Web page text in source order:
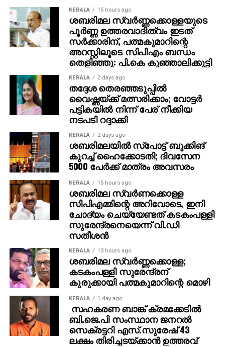
KERALA 15 hours ago
ശബരിമല സ്വര്‍ണ്ണക്കൊള്ളയുടെ
പൂര്‍ണ്ണ ഉത്തരവാദിത്വം ഇടത്
സര്‍ക്കാരിന്, പത്മകുമാറിന്റെ
അറസ്റ്റിലൂടെ സിപിഎം ബന്ധം
തെളിഞ്ഞു: പി.കെ കുഞ്ഞാലിക്കുട്ടി
KERALA 2 days ago
തദ്ദേശ തെരഞ്ഞടുപ്പില്‍
വൈഷ്ണയ്ക്ക് മത്സരിക്കാം; വോട്ടര്‍
പട്ടികയില്‍ നിന്ന് പേര് നീക്കിയ
നടപടി റദ്ദാക്കി
KERALA 2 days ago
ശബരിമലയില്‍ സ്‌പോട്ട് ബുക്കിങ്
കുറച്ച് ഹൈക്കോടതി; ദിവസേന
5000 പേര്‍ക്ക് മാത്രം അവസരം
KERALA 15 hours ago
ശബരിമല സ്വര്‍ണക്കൊള്ള
സിപിഎമ്മിന്റെ അറിവോടെ, ഇനി
ചോദ്യം ചെയ്യേണ്ടത് കടകംപള്ളി
സുരേന്ദ്രനെയെന്ന് വി.ഡി
സതീശന്‍
KERALA 13 hours ago
ശബരിമല സ്വര്‍ണ്ണക്കൊള്ള;
കടകംപള്ളി സുരേന്ദ്രന്
കുരുക്കായി പത്മകുമാറിന്റെ മൊഴി
KERALA 1 day ago
സഹകരണ ബാങ്ക് ക്രമക്കേടില്‍
ബി.ജെ.പി സംസ്ഥാന ജനറല്‍
സെക്രട്ടറി എസ്.സുരേഷ് 43
ലക്ഷം തിരിച്ചടയ്ക്കാന്‍ ഉത്തരവ്